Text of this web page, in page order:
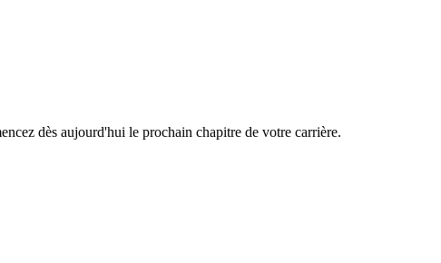
dès aujourd'hui le prochain chapitre de votre carrière.